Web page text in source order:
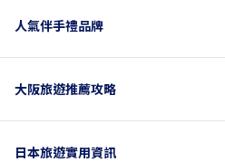
人氣伴手禮品牌
大阪旅遊推薦攻略
日本旅遊實用資訊